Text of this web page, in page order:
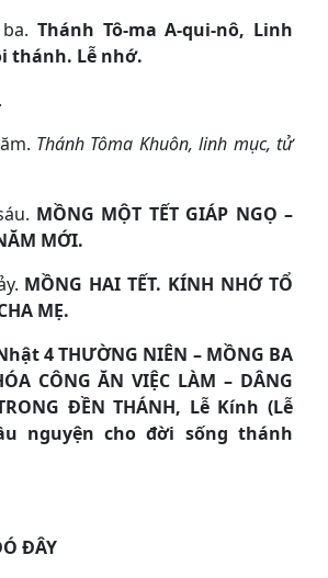
Thánh Tô-ma A-qui-nô, Linh
thánh. Lễ nhớ.
Thánh Tôma Khuôn, linh mục, tử
MỒNG MỘT TẾT GIÁP NGỌ –
MỚI.
MỒNG HAI TẾT. KÍNH NHỚ TỔ
MẸ.
4 THƯỜNG NIÊN – MỒNG BA
CÔNG ĂN VIỆC LÀM – DÂNG
ĐỀN THÁNH, Lễ Kính (Lễ
nguyện cho đời sống thánh
ĐÂY